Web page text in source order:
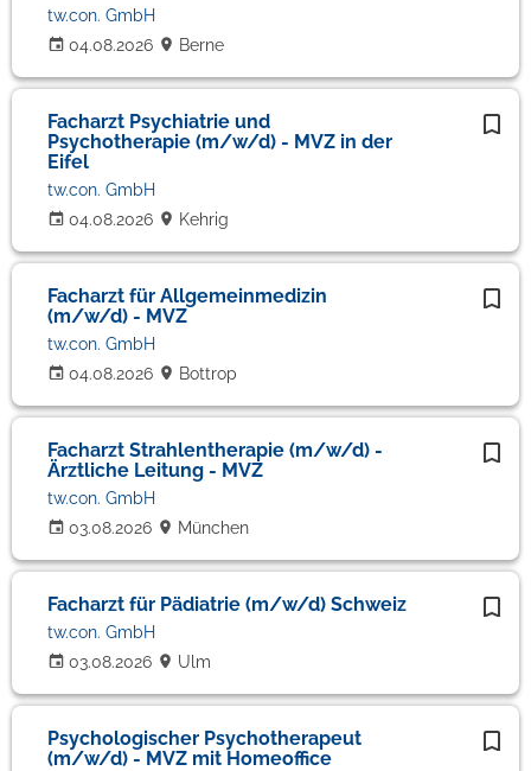
04.08.2026
tw.con. GmbH
Berne
Facharzt Psychiatrie und
Psychotherapie (m/w/d) - MVZ in der
Eifel
04.08.2026
tw.con. GmbH
Kehrig
Facharzt für Allgemeinmedizin
(m/w/d) - MVZ
04.08.2026
tw.con. GmbH
Bottrop
Facharzt Strahlentherapie (m/w/d) -
Ärztliche Leitung - MVZ
03.08.2026
tw.con. GmbH
München
Facharzt für Pädiatrie (m/w/d) Schweiz
03.08.2026
tw.con. GmbH
Ulm
Psychologischer Psychotherapeut
(m/w/d) - MVZ mit Homeoffice